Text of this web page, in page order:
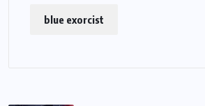
blue exorcist